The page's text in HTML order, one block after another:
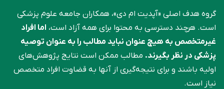
گروه هدف اصلی «آپدیت ام دی»، همکاران جامعه علوم ‌پزشکی
است. هرچند دسترسی به محتوا برای همه آزاد است، اما افراد
غیرمتخصص به هیچ عنوان نباید مطالب را به عنوان توصیه
پزشکی در نظر بگیرند. مطالب ممکن است نتایج پژوهش‌های
اولیه باشند و برای نتیجه‌گیری از آنها به قضاوت افراد متخصص
نیاز است.